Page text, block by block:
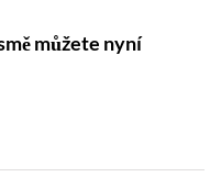
můžete nyní